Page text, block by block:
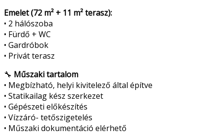
Emelet (72 m² + 11 m² terasz):
• 2 hálószoba
• Fürdő + WC
• Gardróbok
• Privát terasz
🔧 Műszaki tartalom
• Megbízható, helyi kivitelező által építve
• Statikailag kész szerkezet
• Gépészeti előkészítés
• Vízzáró- tetőszigetelés
• Műszaki dokumentáció elérhető